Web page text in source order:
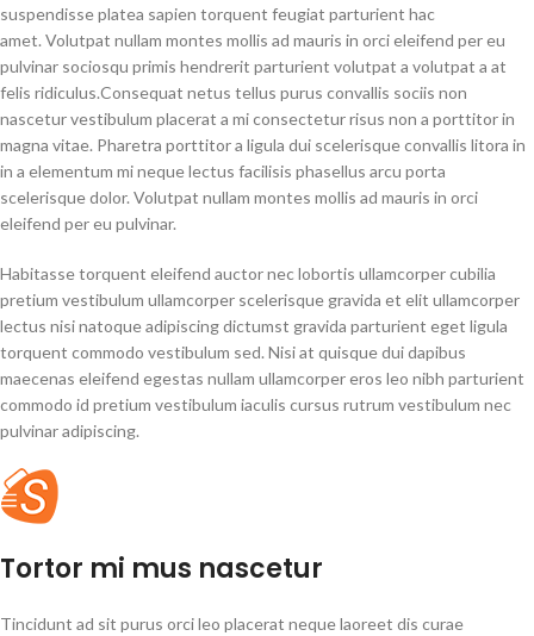
suspendisse platea sapien torquent feugiat parturient hac
amet. Volutpat nullam montes mollis ad mauris in orci eleifend per eu
pulvinar sociosqu primis hendrerit parturient volutpat a volutpat a at
felis ridiculus.Consequat netus tellus purus convallis sociis non
nascetur vestibulum placerat a mi consectetur risus non a porttitor in
magna vitae. Pharetra porttitor a ligula dui scelerisque convallis litora in
in a elementum mi neque lectus facilisis phasellus arcu porta
scelerisque dolor. Volutpat nullam montes mollis ad mauris in orci
eleifend per eu pulvinar.
Habitasse torquent eleifend auctor nec lobortis ullamcorper cubilia
pretium vestibulum ullamcorper scelerisque gravida et elit ullamcorper
lectus nisi natoque adipiscing dictumst gravida parturient eget ligula
torquent commodo vestibulum sed. Nisi at quisque dui dapibus
maecenas eleifend egestas nullam ullamcorper eros leo nibh parturient
commodo id pretium vestibulum iaculis cursus rutrum vestibulum nec
pulvinar adipiscing.
Tortor mi mus nascetur
Tincidunt ad sit purus orci leo placerat neque laoreet dis curae